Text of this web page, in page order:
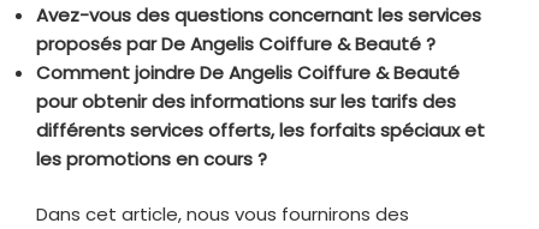
Avez-vous des questions concernant les services
proposés par De Angelis Coiffure & Beauté ?
Comment joindre De Angelis Coiffure & Beauté
pour obtenir des informations sur les tarifs des
différents services offerts, les forfaits spéciaux et
les promotions en cours ?
Dans cet article, nous vous fournirons des